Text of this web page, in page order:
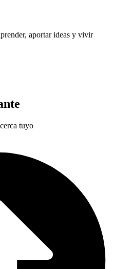
aportar ideas y vivir
tuyo